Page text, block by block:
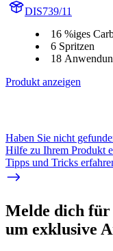
DIS739/11
16 %iges
6 Spritzen
18
Produkt anzeigen
Haben Sie nicht
Hilfe zu Ihrem Produkt
Tipps und Tricks
Melde dich für
um exklusive